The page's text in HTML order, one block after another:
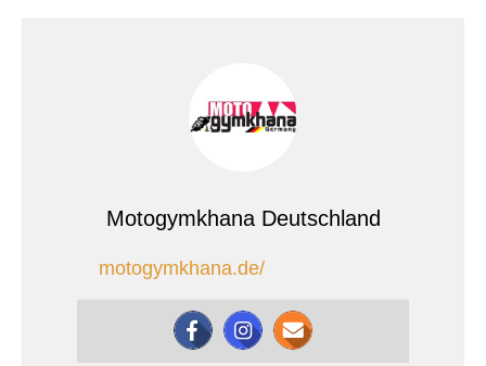
Motogymkhana Deutschland
motogymkhana.de/